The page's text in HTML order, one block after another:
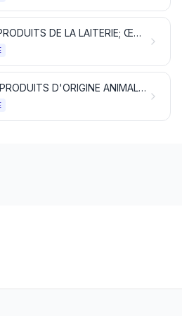
LAIT ET PRODUITS DE LA LAITERIE; ŒUFS D'OISEAUX; MIEL NATUREL; PRODUITS COMESTIBLES D'ORIGINE ANIMALE, NON DÉNOMMÉS NI COMPRIS AILLEURS
AUTRES PRODUITS D'ORIGINE ANIMALE, NON DÉNOMMÉS NI COMPRIS AILLEURS